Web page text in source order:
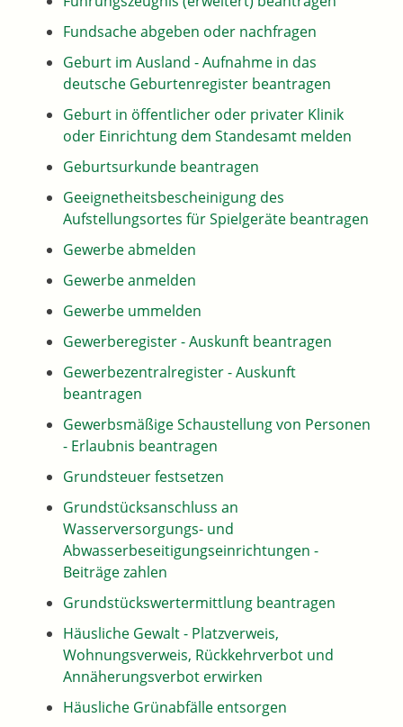
Fundsache abgeben oder nachfragen
Geburt im Ausland - Aufnahme in das
deutsche Geburtenregister beantragen
Geburt in öffentlicher oder privater Klinik
oder Einrichtung dem Standesamt melden
Geburtsurkunde beantragen
Geeignetheitsbescheinigung des
Aufstellungsortes für Spielgeräte beantragen
Gewerbe abmelden
Gewerbe anmelden
Gewerbe ummelden
Gewerberegister - Auskunft beantragen
Gewerbezentralregister - Auskunft
beantragen
Gewerbsmäßige Schaustellung von Personen
- Erlaubnis beantragen
Grundsteuer festsetzen
Grundstücksanschluss an
Wasserversorgungs- und
Abwasserbeseitigungseinrichtungen -
Beiträge zahlen
Grundstückswertermittlung beantragen
Häusliche Gewalt - Platzverweis,
Wohnungsverweis, Rückkehrverbot und
Annäherungsverbot erwirken
Häusliche Grünabfälle entsorgen